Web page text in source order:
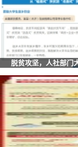
异地制卡不犯难 社保“
退休的单位已注销，怎
七台河破冰之举！社保
四川汉源：社保打好
湖北荆门：社保“私人
安徽六安：叶集区人
辽宁：全国首创 沈阳“
甘肃酒泉：数字引擎
海南省社保中心提示：
全国人民代表大会常务
梁建章建议按孩子数
脱贫攻坚，人社部门